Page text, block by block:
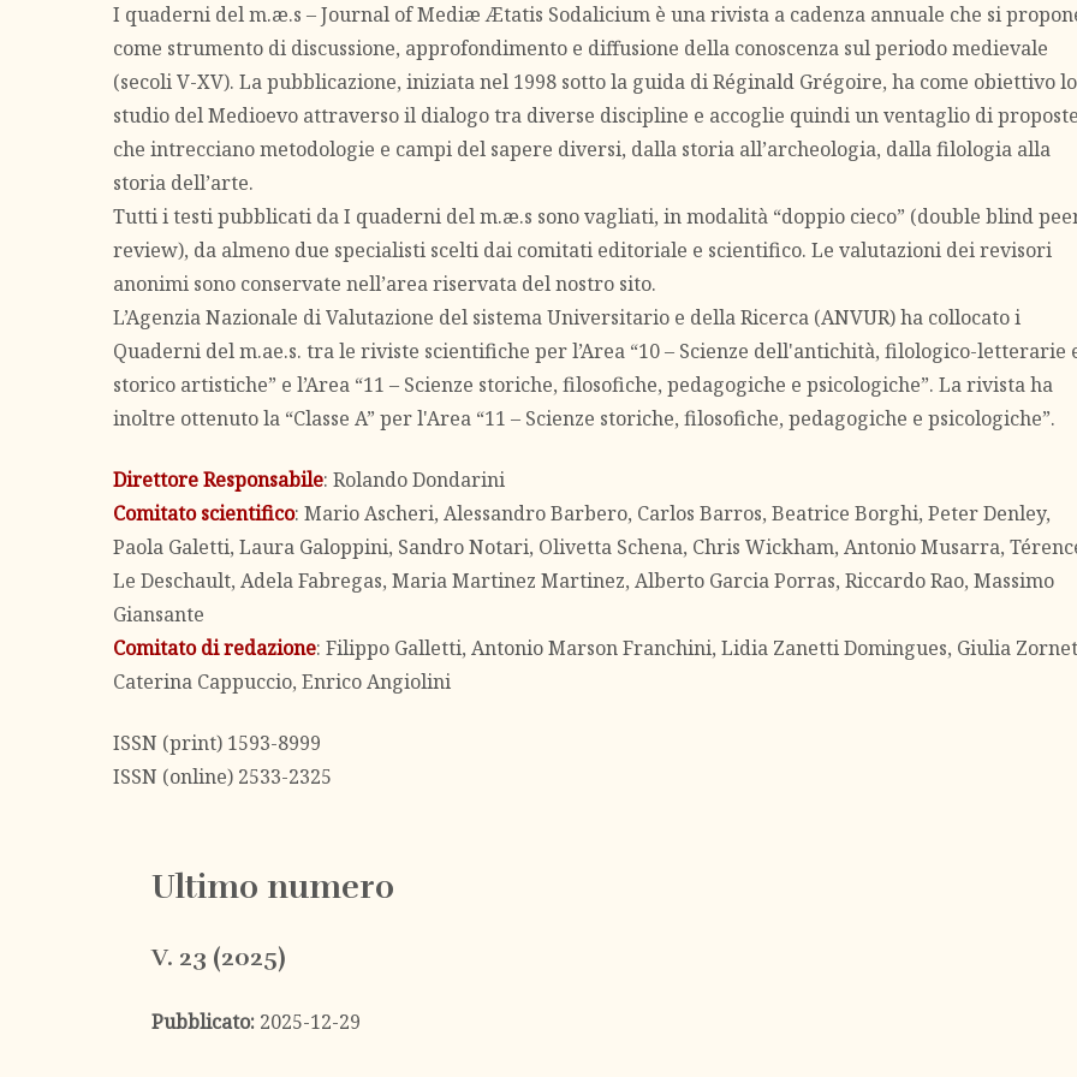
I quaderni del m.æ.s – Journal of Mediæ Ætatis Sodalicium è una rivista a cadenza annuale che si
come strumento di discussione, approfondimento e diffusione della conoscenza sul periodo medievale
(secoli V-XV). La pubblicazione, iniziata nel 1998 sotto la guida di Réginald Grégoire, ha come obiettivo lo
studio del Medioevo attraverso il dialogo tra diverse discipline e accoglie quindi un ventaglio di proposte
che intrecciano metodologie e campi del sapere diversi, dalla storia all’archeologia, dalla filologia alla
storia dell’arte.
Tutti i testi pubblicati da I quaderni del m.æ.s sono vagliati, in modalità “doppio cieco” (double blind
review), da almeno due specialisti scelti dai comitati editoriale e scientifico. Le valutazioni dei revisori
anonimi sono conservate nell’area riservata del nostro sito.
L’Agenzia Nazionale di Valutazione del sistema Universitario e della Ricerca (ANVUR) ha collocato i
Quaderni del m.ae.s. tra le riviste scientifiche per l’Area “10 – Scienze dell'antichità, filologico-letterarie
storico artistiche” e l’Area “11 – Scienze storiche, filosofiche, pedagogiche e psicologiche”. La rivista ha
inoltre ottenuto la “Classe A” per l'Area “11 – Scienze storiche, filosofiche, pedagogiche e psicologiche”.
Direttore Responsabile: Rolando Dondarini
Comitato scientifico: Mario Ascheri, Alessandro Barbero, Carlos Barros, Beatrice Borghi, Peter Denley,
Paola Galetti, Laura Galoppini, Sandro Notari, Olivetta Schena, Chris Wickham, Antonio Musarra,
Le Deschault, Adela Fabregas, Maria Martinez Martinez, Alberto Garcia Porras, Riccardo Rao, Massimo
Giansante
Comitato di redazione: Filippo Galletti, Antonio Marson Franchini, Lidia Zanetti Domingues, Giulia
Caterina Cappuccio, Enrico Angiolini
ISSN (print) 1593-8999
ISSN (online) 2533-2325
Ultimo numero
V. 23 (2025)
Pubblicato: 2025-12-29